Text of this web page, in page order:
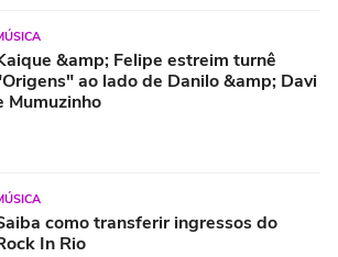
&amp; Felipe estreim turnê
ao lado de Danilo &amp; Davi
Mumuzinho
como transferir ingressos do
In Rio